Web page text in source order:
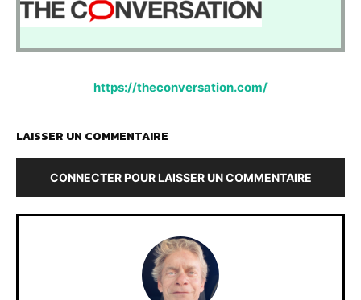
https://theconversation.com/
LAISSER UN COMMENTAIRE
CONNECTER POUR LAISSER UN COMMENTAIRE